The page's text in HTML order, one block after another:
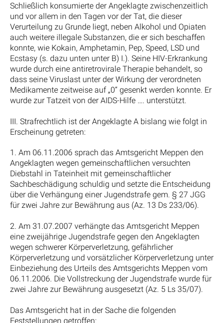
Schließlich konsumierte der Angeklagte zwischenzeitlich
und vor allem in den Tagen vor der Tat, die dieser
Verurteilung zu Grunde liegt, neben Alkohol und Opiaten
auch weitere illegale Substanzen, die er sich beschaffen
konnte, wie Kokain, Amphetamin, Pep, Speed, LSD und
Ecstasy (s. dazu unten unter B) I.). Seine HIV-Erkrankung
wurde durch eine antiretrovirale Therapie behandelt, so
dass seine Viruslast unter der Wirkung der verordneten
Medikamente zeitweise auf „0“ gesenkt werden konnte. Er
wurde zur Tatzeit von der AIDS-Hilfe …. unterstützt.
III. Strafrechtlich ist der Angeklagte A bislang wie folgt in
Erscheinung getreten:
1. Am 06.11.2006 sprach das Amtsgericht Meppen den
Angeklagten wegen gemeinschaftlichen versuchten
Diebstahl in Tateinheit mit gemeinschaftlicher
Sachbeschädigung schuldig und setzte die Entscheidung
über die Verhängung einer Jugendstrafe gem. § 27 JGG
für zwei Jahre zur Bewährung aus (Az. 13 Ds 233/06).
2. Am 31.07.2007 verhängte das Amtsgericht Meppen
eine zweijährige Jugendstrafe gegen den Angeklagten
wegen schwerer Körperverletzung, gefährlicher
Körperverletzung und vorsätzlicher Körperverletzung unter
Einbeziehung des Urteils des Amtsgerichts Meppen vom
06.11.2006. Die Vollstreckung der Jugendstrafe wurde für
zwei Jahre zur Bewährung ausgesetzt (Az. 5 Ls 35/07).
Das Amtsgericht hat in der Sache die folgenden
Feststellungen getroffen: